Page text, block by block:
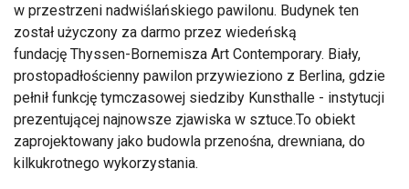
w przestrzeni nadwiślańskiego pawilonu. Budynek ten
został użyczony za darmo przez wiedeńską
fundację Thyssen-Bornemisza Art Contemporary. Biały,
prostopadłościenny pawilon przywieziono z Berlina, gdzie
pełnił funkcję tymczasowej siedziby Kunsthalle - instytucji
prezentującej najnowsze zjawiska w sztuce.To obiekt
zaprojektowany jako budowla przenośna, drewniana, do
kilkukrotnego wykorzystania.